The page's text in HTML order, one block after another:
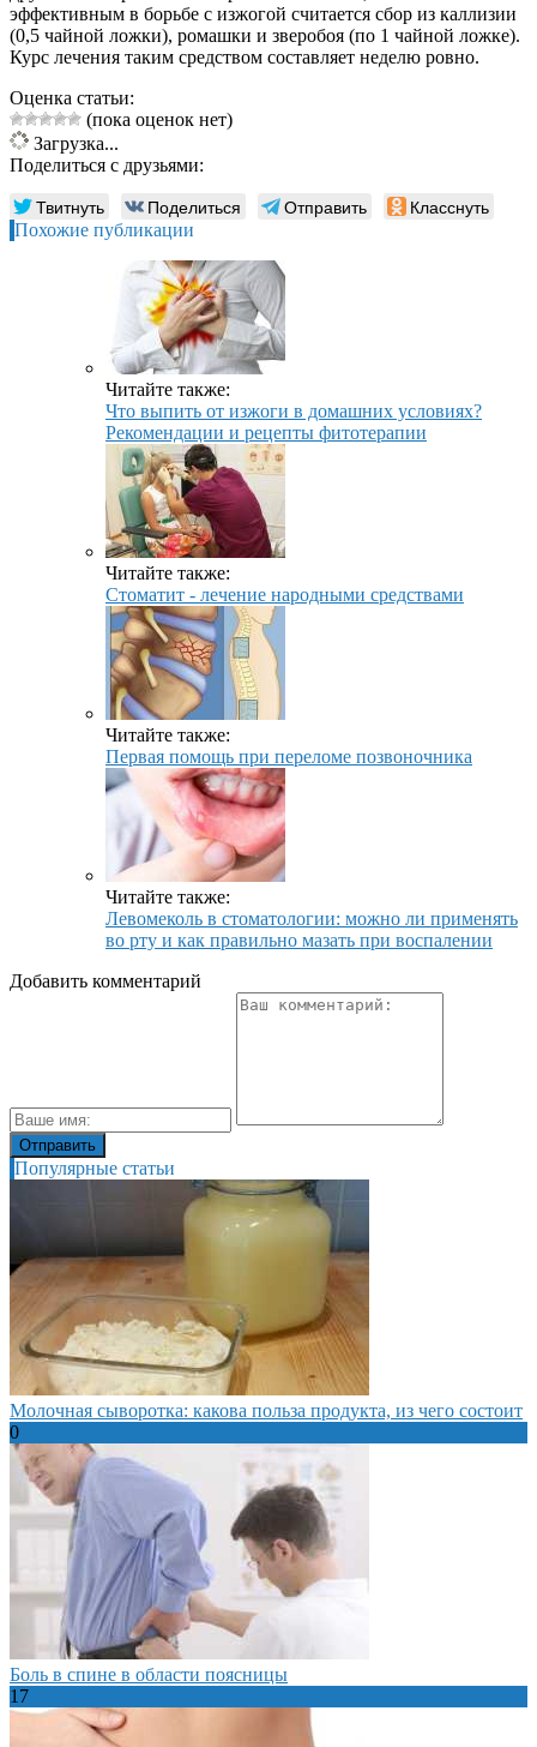
эффективным в борьбе с изжогой считается сбор из каллизии
(0,5 чайной ложки), ромашки и зверобоя (по 1 чайной ложке).
Курс лечения таким средством составляет неделю ровно.
Оценка статьи:
(пока оценок нет)
Загрузка...
Поделиться с друзьями:
Твитнуть Поделиться Отправить Класснуть
Похожие публикации
Читайте также:
Что выпить от изжоги в домашних условиях?
Рекомендации и рецепты фитотерапии
Читайте также:
Стоматит - лечение народными средствами
Читайте также:
Первая помощь при переломе позвоночника
Читайте также:
Левомеколь в стоматологии: можно ли применять
во рту и как правильно мазать при воспалении
Добавить комментарий
Популярные статьи
Молочная сыворотка: какова польза продукта, из чего состоит
0
Боль в спине в области поясницы
17